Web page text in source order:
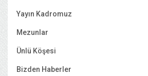
Yayın Kadromuz
Mezunlar
Ünlü Köşesi
Bizden Haberler